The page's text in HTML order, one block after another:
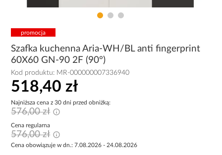
promocja
Szafka kuchenna Aria-WH/BL anti fingerprint
60X60 GN-90 2F (90°)
Kod produktu: MR-000000007336940
518,40 zł
Najniższa cena z 30 dni przed obniżką:
576,00 zł
Cena regularna
576,00 zł
Cena obowiązuje w dn.: 7.08.2026 - 24.08.2026